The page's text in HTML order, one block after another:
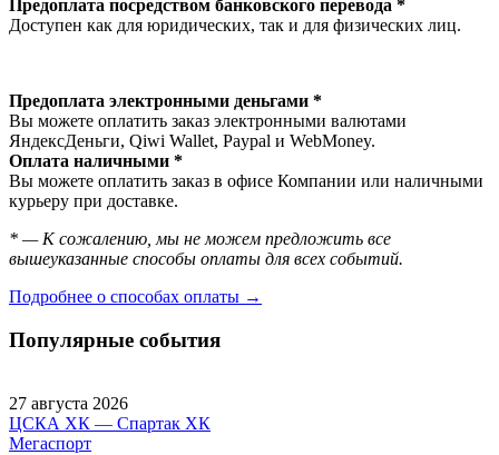
Предоплата посредством банковского перевода *
Доступен как для юридических, так и для физических лиц.
Предоплата электронными деньгами *
Вы можете оплатить заказ электронными валютами
ЯндексДеньги, Qiwi Wallet, Paypal и WebMoney.
Оплата наличными *
Вы можете оплатить заказ в офисе Компании или наличными
курьеру при доставке.
* — К сожалению, мы не можем предложить все
вышеуказанные способы оплаты для всех событий.
Подробнее о способах оплаты →
Популярные события
27 августа 2026
ЦСКА ХК — Спартак ХК
Мегаспорт